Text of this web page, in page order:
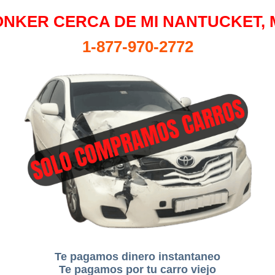
CERCA DE MI NANTUCKET,
1-877-970-2772
Te pagamos dinero instantaneo
Te pagamos por tu carro viejo